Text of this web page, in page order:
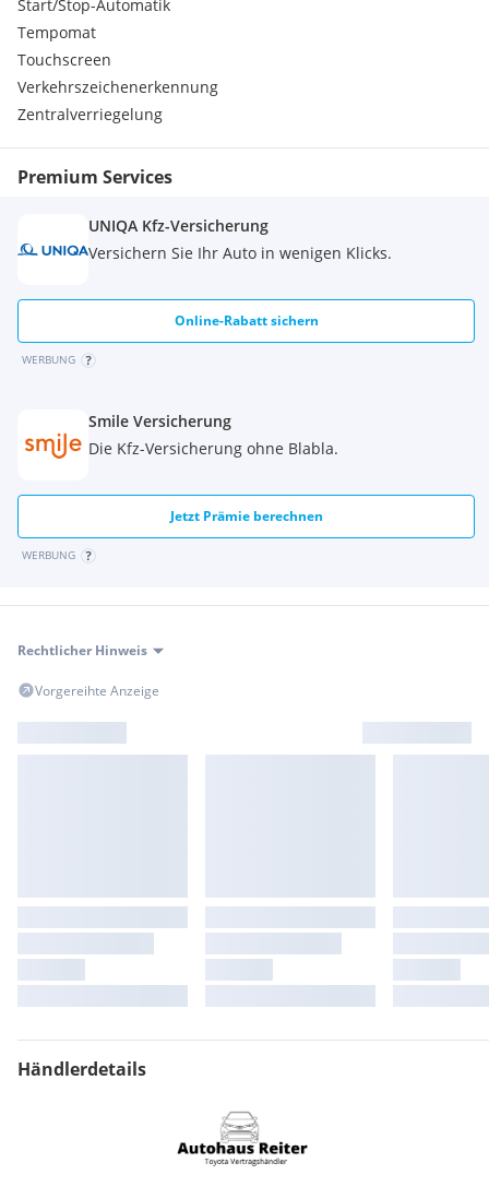
Start/Stop-Automatik
Tempomat
Touchscreen
Verkehrszeichenerkennung
Zentralverriegelung
Premium Services
UNIQA Kfz-Versicherung
Versichern Sie Ihr Auto in wenigen Klicks.
Online-Rabatt sichern
WERBUNG
Smile Versicherung
Die Kfz-Versicherung ohne Blabla.
Jetzt Prämie berechnen
WERBUNG
Rechtlicher Hinweis
Vorgereihte Anzeige
Händlerdetails